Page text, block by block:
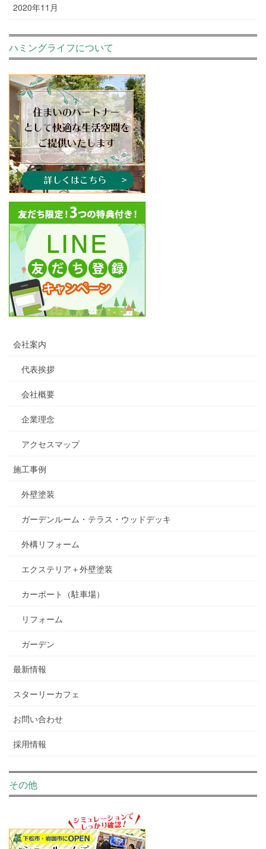
2020年11月
ハミングライフについて
会社案内
代表挨拶
会社概要
企業理念
アクセスマップ
施工事例
外壁塗装
ガーデンルーム・テラス・ウッドデッキ
外構リフォーム
エクステリア＋外壁塗装
カーポート（駐車場）
リフォーム
ガーデン
最新情報
スターリーカフェ
お問い合わせ
採用情報
その他